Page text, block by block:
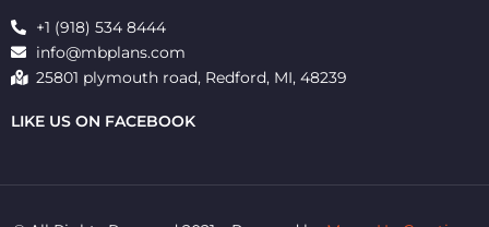
+1 (918) 534 8444
info@mbplans.com
25801 plymouth road, Redford, MI, 48239
LIKE US ON FACEBOOK